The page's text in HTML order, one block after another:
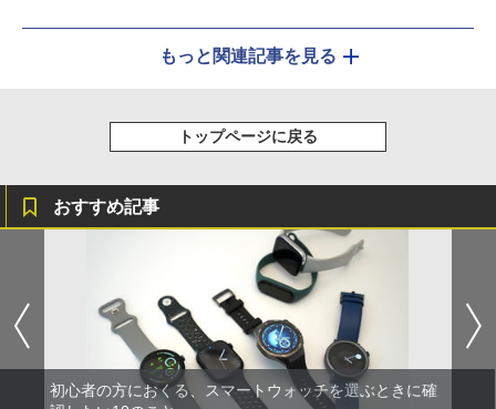
もっと関連記事を見る
トップページに戻る
おすすめ記事
初心者の方におくる、スマートウォッチを選ぶときに確